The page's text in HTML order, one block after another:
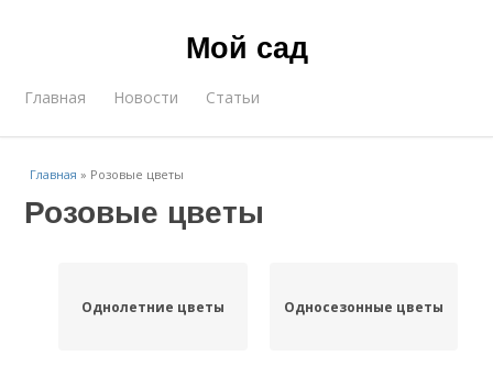
Мой сад
Главная Новости Статьи
Главная » Розовые цветы
Розовые цветы
Однолетние цветы Односезонные цветы